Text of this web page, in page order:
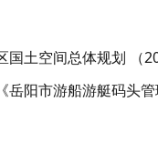
国土空间总体规划 （
岳阳市游船游艇码头